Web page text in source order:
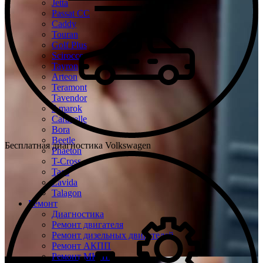
Jetta
Passat CC
Caddy
Touran
Golf Plus
Scirocco
Tayron
Arteon
Teramont
Tavendor
Amarok
Caravelle
Bora
Beetle
Phaeton
T-Cross
Taos
Lavida
Talagon
Ремонт
Диагностика
Ремонт двигателя
Ремонт дизельных двигателей
Ремонт АКПП
Ремонт МКПП
Бесплатная диагностика Volkswagen